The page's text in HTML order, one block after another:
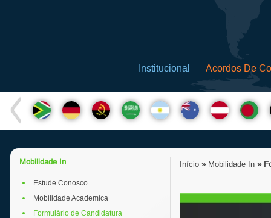
Institucional Acordos De
Mobilidade In
Estude Conosco
Mobilidade Academica
Formulário de Candidatura
Início »Mobilidade In »